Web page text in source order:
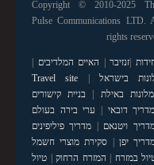
Copyright © 2010-2025
Pulse Communications LTD.
rights
זנזיבר האיים המלדיבים
בישראל
Travel site
מלונות באילת
בניית קישורים
מדריך דובאי
ערי בירה בעולם
ויטנאם
מדריך פיליפינים
יפן
סקירת מוצרי חשמל
במזרח המזרח הרחוק| טיול